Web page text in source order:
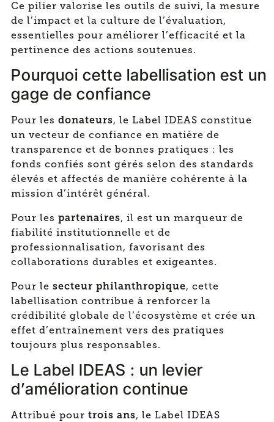
Ce pilier valorise les outils de suivi, la mesure
de l’impact et la culture de l’évaluation,
essentielles pour améliorer l’efficacité et la
pertinence des actions soutenues.
Pourquoi cette labellisation est un
gage de confiance
Pour les donateurs, le Label IDEAS constitue
un vecteur de confiance en matière de
transparence et de bonnes pratiques : les
fonds confiés sont gérés selon des standards
élevés et affectés de manière cohérente à la
mission d’intérêt général.
Pour les partenaires, il est un marqueur de
fiabilité institutionnelle et de
professionnalisation, favorisant des
collaborations durables et exigeantes.
Pour le secteur philanthropique, cette
labellisation contribue à renforcer la
crédibilité globale de l’écosystème et crée un
effet d’entraînement vers des pratiques
toujours plus responsables.
Le Label IDEAS : un levier
d’amélioration continue
Attribué pour trois ans, le Label IDEAS